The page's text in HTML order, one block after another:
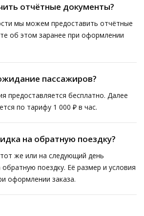
отчётные документы?
мы можем предоставить отчётные
об этом заранее при оформлении
пассажиров?
предоставляется бесплатно. Далее
по тарифу 1 000 ₽ в час.
на обратную поездку?
же или на следующий день
поездку. Её размер и условия
оформлении заказа.